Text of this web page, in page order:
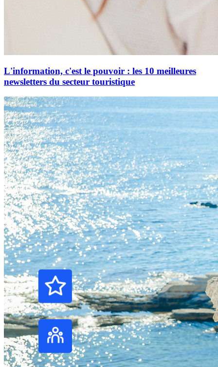
L'information, c'est le pouvoir : les 10 meilleures
newsletters du secteur touristique